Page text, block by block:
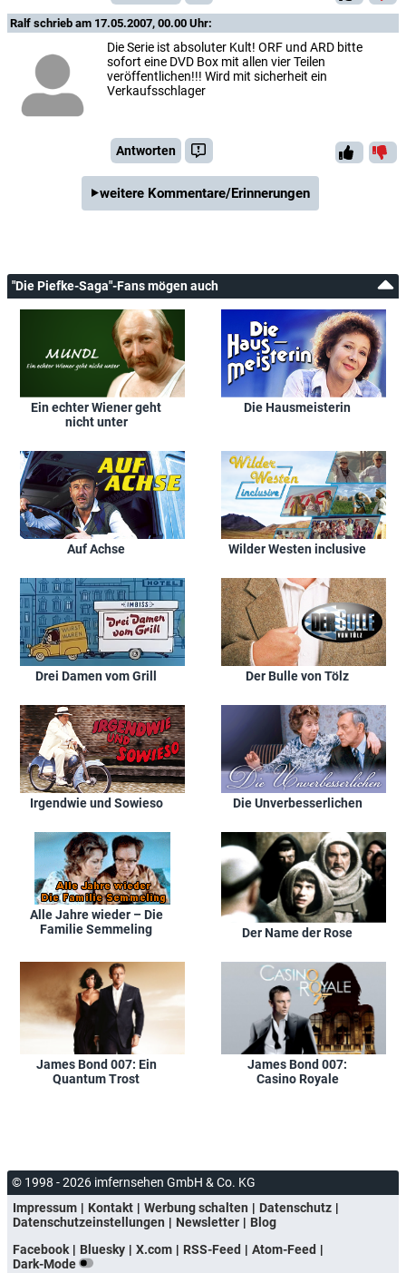
Ralf schrieb am 17.05.2007, 00.00 Uhr:
Die Serie ist absoluter Kult! ORF und ARD bitte
sofort eine DVD Box mit allen vier Teilen
veröffentlichen!!! Wird mit sicherheit ein
Verkaufsschlager
Antworten
weitere Kommentare/Erinnerungen
"Die Piefke-Saga"-Fans mögen auch
Ein echter Wiener geht
nicht unter
Die Hausmeisterin
Auf Achse Wilder Westen inclusive
Drei Damen vom Grill Der Bulle von Tölz
Irgendwie und Sowieso Die Unverbesserlichen
Alle Jahre wieder – Die
Familie Semmeling
Der Name der Rose
James Bond 007: Ein
Quantum Trost
James Bond 007:
Casino Royale
© 1998 - 2026 imfernsehen GmbH & Co. KG
Impressum
Kontakt Werbung schalten
Datenschutz
Datenschutzeinstellungen
Newsletter
Blog
Facebook
Bluesky X.com RSS-Feed
Atom-Feed
Dark-Mode